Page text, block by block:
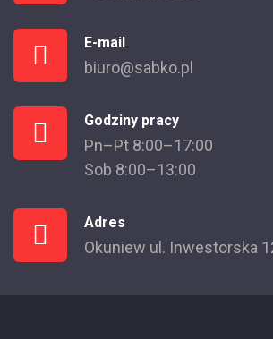
E-mail
biuro@sabko.pl
Godziny pracy
Pn–Pt 8:00–17:00
Sob 8:00–13:00
Adres
Okuniew ul. Inwestorska